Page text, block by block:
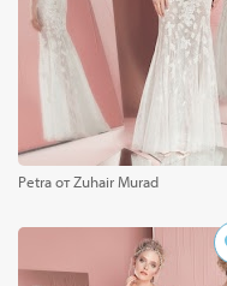
Petra от Zuhair Murad